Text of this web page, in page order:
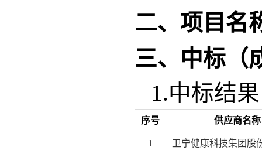
二、项目名
三、中标（
1.中标结
序号 供应商名称
1 卫宁健康科技集团股